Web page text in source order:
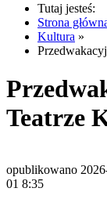
Tutaj jesteś:
Strona
Kultura »
Teatrze
opublikowano
01 8:35